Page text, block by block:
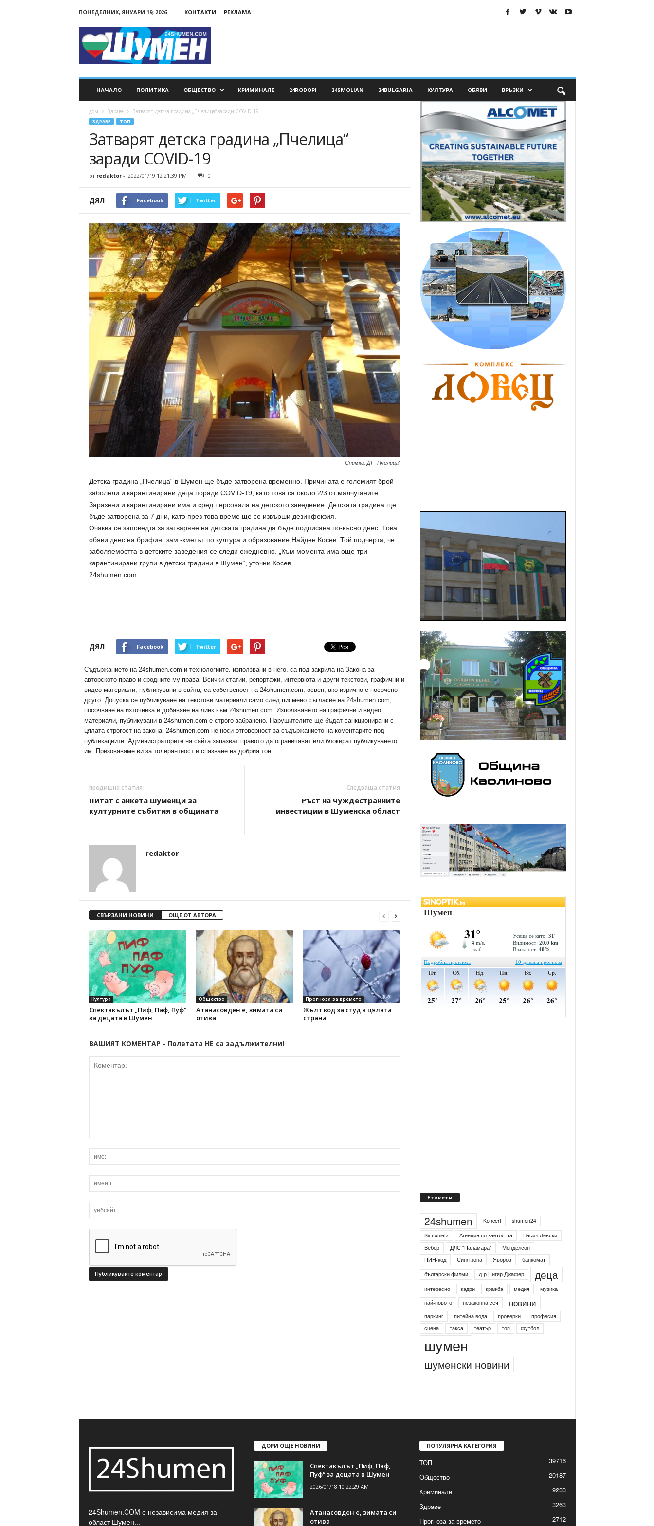
ПОНЕДЕЛНИК, ЯНУАРИ 19, 2026 КОНТАКТИ РЕКЛАМА
НАЧАЛО ПОЛИТИКА ОБЩЕСТВО КРИМИНАЛЕ 24RODOPI 24SMOLIAN 24BULGARIA КУЛТУРА ОБЯВИ ВРЪЗКИ
дом Здраве Затварят детска градина „Пчелица“ заради COVID-19
ЗДРАВЕ ТОП
Затварят детска градина „Пчелица“
заради COVID-19
от redaktor- 2022/01/19 12:21:39 PM 0
ДЯЛ Facebook Twitter
Снимка: ДГ "Пчелица"
Детска градина „Пчелица“ в Шумен ще бъде затворена временно. Причината е големият брой
заболели и карантинирани деца поради COVID-19, като това са около 2/3 от малчуганите.
Заразени и карантинирани има и сред персонала на детското заведение. Детската градина ще
бъде затворена за 7 дни, като през това време ще се извърши дезинфекзия.
Очаква се заповедта за затваряне на детската градина да бъде подписана по-късно днес. Това
обяви днес на брифинг зам.-кметът по култура и образование Найден Косев. Той подчерта, че
заболяемостта в детските заведения се следи ежедневно. „Към момента има още три
карантинирани групи в детски градини в Шумен“, уточни Косев.
24shumen.com
ДЯЛ Facebook Twitter
Съдържанието на 24shumen.com и технологиите, използвани в него, са под закрила на Закона за
авторското право и сродните му права. Всички статии, репортажи, интервюта и други текстови, графични и
видео материали, публикувани в сайта, са собственост на 24shumen.com, освен, ако изрично е посочено
друго. Допуска се публикуване на текстови материали само след писмено съгласие на 24shumen.com,
посочване на източника и добавяне на линк към 24shumen.com. Използването на графични и видео
материали, публикувани в 24shumen.com е строго забранено. Нарушителите ще бъдат санкционирани с
цялата строгост на закона. 24shumen.com не носи отговорност за съдържанието на коментарите под
публикациите. Администраторите на сайта запазват правото да ограничават или блокират публикуването
им. Призоваваме ви за толерантност и спазване на добрия тон.
предишна статия
Питат с анкета шуменци за
културните събития в общината
Следваща статия
Ръст на чуждестранните
инвестиции в Шуменска област
redaktor
СВЪРЗАНИ НОВИНИ ОЩЕ ОТ АВТОРА
Култура
Спектакълът „Пиф, Паф, Пуф“
за децата в Шумен
Общество
Атанасовден е, зимата си
отива
Прогноза за времето
Жълт код за студ в цялата
страна
ВАШИЯТ КОМЕНТАР - Полетата НЕ са задължителни!
Етикети
24shumen Koncert
shumen24
Simfonieta
Агенция по заетостта
Васил Левски
Вебер
ДЛС "Паламара"
Менделсон
ПИН-код
Синя зона Яворов
банкомат
български филми
д-р Нигяр Джафер деца
интересно кадри кражба медия
музика
най-новото
незаконна сеч новини
паркинг питейна вода проверки
професия
сцена
такса театър топ футбол
шумен
шуменски новини
24Shumen.COM е независима медия за
област Шумен...
ДОРИ ОЩЕ НОВИНИ
Спектакълът „Пиф, Паф,
Пуф“ за децата в Шумен
2026/01/18 10:22:29 AM
Атанасовден е, зимата си
отива
ПОПУЛЯРНА КАТЕГОРИЯ
ТОП
39716
Общество
20187
Криминале
9233
Здраве
3263
Прогноза за времето
2712